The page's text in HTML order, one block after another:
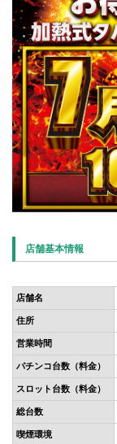
店舗基本情報
店舗名
住所
営業時間
パチンコ台数（料金）
スロット台数（料金）
総台数
喫煙環境